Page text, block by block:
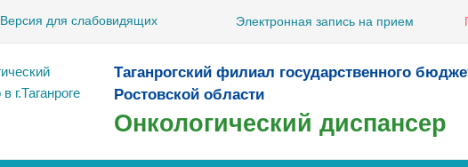
Версия для слабовидящих Электронная запись на прием
Таганрогский филиал государственного
Ростовской области
Онкологический диспансер